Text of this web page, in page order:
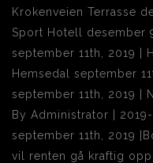
Krokenveien Terrasse
Sport Hotell desember
september 11th, 2019 |
Hemsedal september
september 11th, 2019 |
By Administrator | 2019-
september 11th, 2019
vil renten gå kraftig